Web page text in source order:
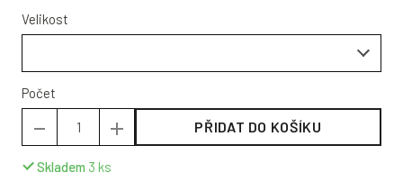
Velikost
Počet
PŘIDAT DO KOŠÍKU
Skladem 3 ks